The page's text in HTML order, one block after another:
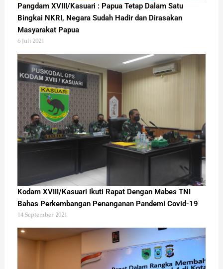
Pangdam XVIII/Kasuari : Papua Tetap Dalam Satu
Bingkai NKRI, Negara Sudah Hadir dan Dirasakan
Masyarakat Papua
6 Juli 2021
Kodam XVIII/Kasuari Ikuti Rapat Dengan Mabes TNI
Bahas Perkembangan Penanganan Pandemi Covid-19
14 September 2021